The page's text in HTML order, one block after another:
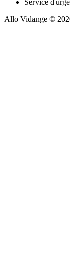
Allo Vidange ©